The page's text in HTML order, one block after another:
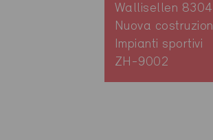
Wallisellen 8304
Nuova
Impianti sportivi
ZH-9002